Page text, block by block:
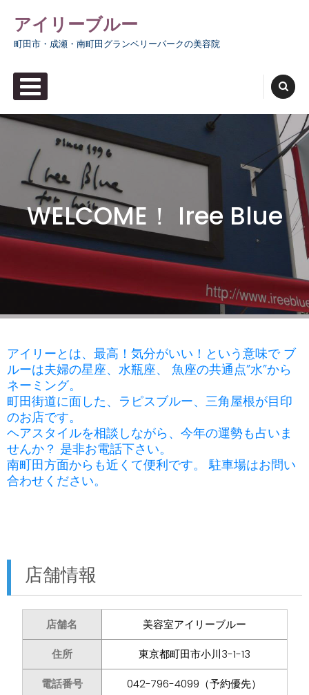
content
アイリーブルー
町田市・成瀬・南町田グランベリーパークの美容院
WELCOME！ Iree Blue
アイリーとは、最高！気分がいい！という意味で ブ
ルーは夫婦の星座、水瓶座、 魚座の共通点”水”から
ネーミング。
町田街道に面した、ラピスブルー、三角屋根が目印
のお店です。
ヘアスタイルを相談しながら、今年の運勢も占いま
せんか？ 是非お電話下さい。
南町田方面からも近くて便利です。 駐車場はお問い
合わせください。
店舗情報
店舗名 美容室アイリーブルー
住所 東京都町田市小川3-1-13
電話番号 042-796-4099（予約優先）